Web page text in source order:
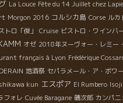
La Louce Fête du 14 Juillet chez
Morgon 2016 コルシカ島 Corse ルカ
トロ「俊」 Cruise ビストロ・ワインバ
オゼ 2018年ヌーヴォー・レミー
français à Lyon Frédérique
地酒祭 セパラメール・ア・ボワ
kun エスポア El Rumbero
フォレ Cuvée Baragane 磯次郎 カンパニ